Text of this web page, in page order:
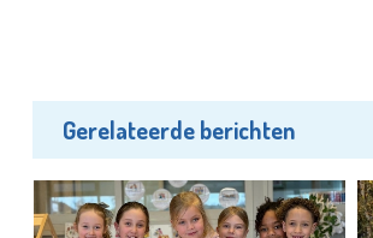
Gerelateerde berichten